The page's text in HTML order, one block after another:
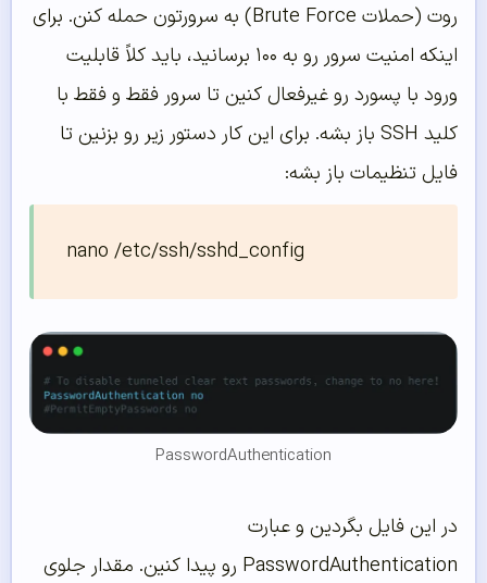
روت (حملات Brute Force) به سرورتون حمله کنن. برای
اینکه امنیت سرور رو به ۱۰۰ برسانید، باید کلاً قابلیت
ورود با پسورد رو غیرفعال کنین تا سرور فقط و فقط با
کلید SSH باز بشه. برای این کار دستور زیر رو بزنین تا
فایل تنظیمات باز بشه:
PasswordAuthentication
در این فایل بگردین و عبارت
PasswordAuthentication رو پیدا کنین. مقدار جلوی